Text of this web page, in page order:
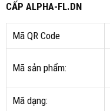
CẤP ALPHA-FL.DN
Mã QR Code
Mã sản phẩm:
Mã dạng: